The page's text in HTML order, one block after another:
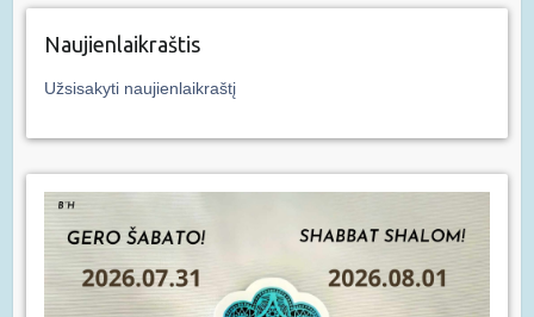
Naujienlaikraštis
Užsisakyti naujienlaikraštį